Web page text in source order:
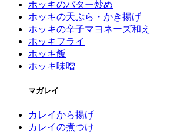
ホッキのバター炒め
ホッキの天ぷら・かき揚げ
ホッキの辛子マヨネーズ和え
ホッキフライ
ホッキ飯
ホッキ味噌
マガレイ
カレイから揚げ
カレイの煮つけ